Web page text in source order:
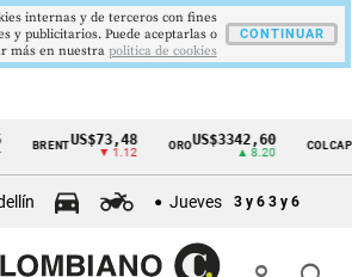
US$73,48
▼ 1.12
ORO US$3342,60 COLCAP
Jueves 3 y 6 3 y 6
internas y de terceros con fines
y publicitarios. Puede aceptarlas o
más en nuestra politica de cookies
CONTINUAR